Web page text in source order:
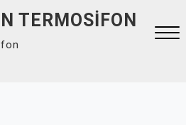
TERMOSIFON